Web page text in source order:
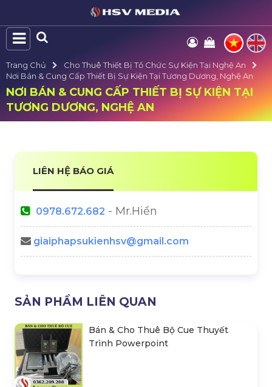
Trang Chủ
Cho Thuê Thiết Bị Tổ Chức Sự Kiện Tại Nghệ An
Nơi Bán & Cung Cấp Thiết Bị Sự Kiện Tại Tương Dương, Nghệ An
NƠI BÁN & CUNG CẤP THIẾT BỊ SỰ KIỆN TẠI
TƯƠNG DƯƠNG, NGHỆ AN
LIÊN HỆ BÁO GIÁ
0978.672.682 - Mr.Hiền
giaiphapsukienhsv@gmail.com
SẢN PHẨM LIÊN QUAN
Bán & Cho Thuê Bộ Cue Thuyết
Trình Powerpoint